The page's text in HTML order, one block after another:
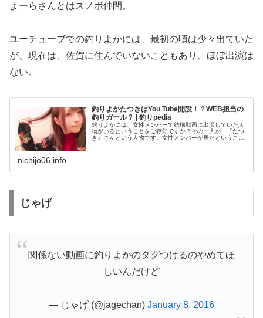
よーらさんとはスノボ仲間。
ユーチューブでの釣りよかには、最初の頃は少々出ていた
が、現在は、佐賀に住んでいないこともあり、ほぼ出演は
ない。
釣りよかたつきはYou Tube開設！？WEB担当の
釣りガール？ | 釣りpedia
釣りよかには、女性メンバーで結構動画に出演していた人
物がいるということをご存知ですか？その一人が、『たつ
き』さんという人物です。女性メンバーが居たということ
nichijo06.info
じゃげ
関係ない動画に釣りよかのタグつけるのやめてほ
しいんだけど
— じゃげ (@jagechan) January 8, 2016